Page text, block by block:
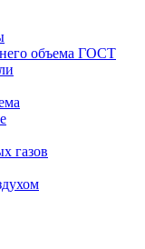
объема ГОСТ
газов